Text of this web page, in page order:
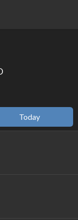
Today